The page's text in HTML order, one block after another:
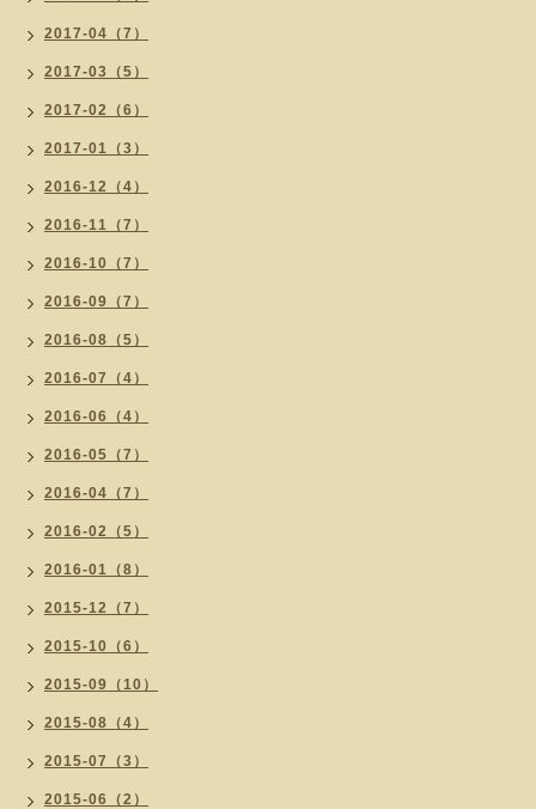
2017-04（7）
2017-03（5）
2017-02（6）
2017-01（3）
2016-12（4）
2016-11（7）
2016-10（7）
2016-09（7）
2016-08（5）
2016-07（4）
2016-06（4）
2016-05（7）
2016-04（7）
2016-02（5）
2016-01（8）
2015-12（7）
2015-10（6）
2015-09（10）
2015-08（4）
2015-07（3）
2015-06（2）